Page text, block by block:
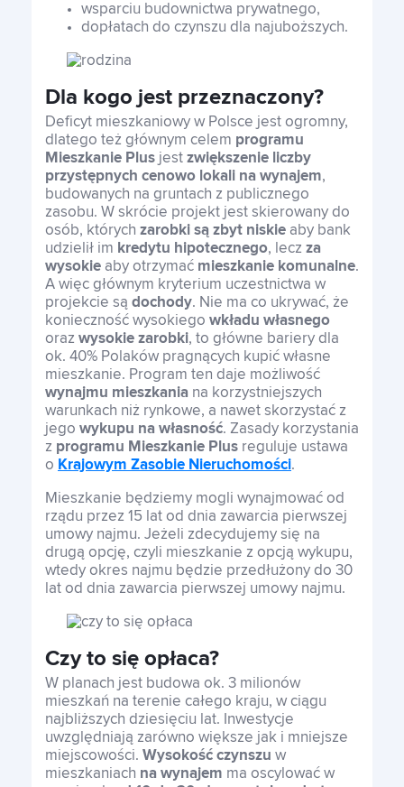
wsparciu budownictwa prywatnego,
dopłatach do czynszu dla najuboższych.
Dla kogo jest przeznaczony?
Deficyt mieszkaniowy w Polsce jest ogromny,
dlatego też głównym celem programu
Mieszkanie Plus jest zwiększenie liczby
przystępnych cenowo lokali na wynajem,
budowanych na gruntach z publicznego
zasobu. W skrócie projekt jest skierowany do
osób, których zarobki są zbyt niskie aby bank
udzielił im kredytu hipotecznego, lecz za
wysokie aby otrzymać mieszkanie komunalne.
A więc głównym kryterium uczestnictwa w
projekcie są dochody. Nie ma co ukrywać, że
konieczność wysokiego wkładu własnego
oraz wysokie zarobki, to główne bariery dla
ok. 40% Polaków pragnących kupić własne
mieszkanie. Program ten daje możliwość
wynajmu mieszkania na korzystniejszych
warunkach niż rynkowe, a nawet skorzystać z
jego wykupu na własność. Zasady korzystania
z programu Mieszkanie Plus reguluje ustawa
o Krajowym Zasobie Nieruchomości.
Mieszkanie będziemy mogli wynajmować od
rządu przez 15 lat od dnia zawarcia pierwszej
umowy najmu. Jeżeli zdecydujemy się na
drugą opcję, czyli mieszkanie z opcją wykupu,
wtedy okres najmu będzie przedłużony do 30
lat od dnia zawarcia pierwszej umowy najmu.
Czy to się opłaca?
W planach jest budowa ok. 3 milionów
mieszkań na terenie całego kraju, w ciągu
najbliższych dziesięciu lat. Inwestycje
uwzględniają zarówno większe jak i mniejsze
miejscowości. Wysokość czynszu w
mieszkaniach na wynajem ma oscylować w